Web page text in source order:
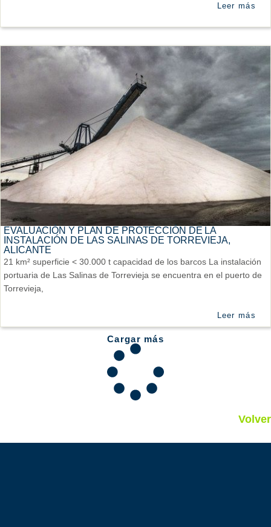
Leer más
EVALUACIÓN Y PLAN DE PROTECCIÓN DE LA
INSTALACIÓN DE LAS SALINAS DE TORREVIEJA,
ALICANTE
21 km² superficie < 30.000 t capacidad de los barcos La instalación
portuaria de Las Salinas de Torrevieja se encuentra en el puerto de
Torrevieja,
Leer más
Cargar más
Volver